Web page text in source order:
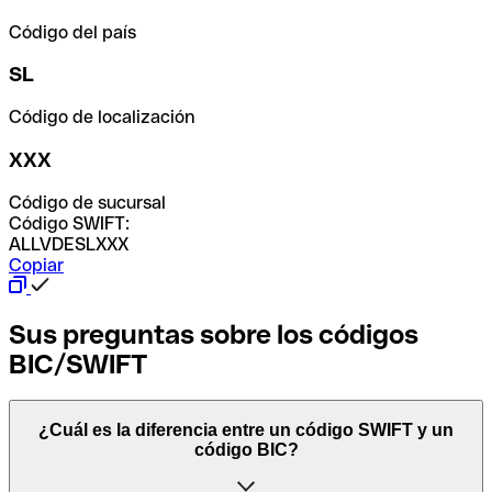
Código del país
SL
Código de localización
XXX
Código de sucursal
Código SWIFT:
ALLVDESLXXX
Copiar
Sus preguntas sobre los códigos
BIC/SWIFT
¿Cuál es la diferencia entre un código SWIFT y un
código BIC?